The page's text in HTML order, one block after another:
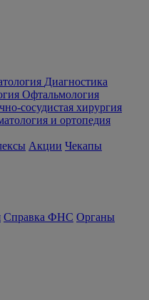
Диагностика
Офтальмология
сосудистая хирургия
и ортопедия
Акции Чекапы
Справка ФНС Органы